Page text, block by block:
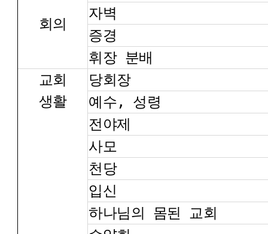
회의
자벽
증경
휘장 분배
교회
당회장
생활
예수, 성령
전야제
사모
천당
입신
하나님의 몸된 교회